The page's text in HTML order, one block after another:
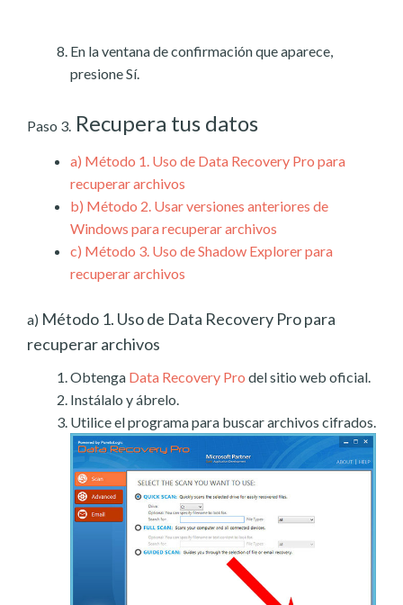
En la ventana de confirmación que aparece,
presione Sí.
Paso 3. Recupera tus datos
a) Método 1. Uso de Data Recovery Pro para
recuperar archivos
b) Método 2. Usar versiones anteriores de
Windows para recuperar archivos
c) Método 3. Uso de Shadow Explorer para
recuperar archivos
a) Método 1. Uso de Data Recovery Pro para
recuperar archivos
Obtenga Data Recovery Pro del sitio web oficial.
Instálalo y ábrelo.
Utilice el programa para buscar archivos cifrados.